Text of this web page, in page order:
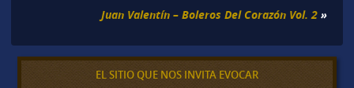
Juan Valentín – Boleros Del Corazón Vol. 2 »
EL SITIO QUE NOS INVITA EVOCAR